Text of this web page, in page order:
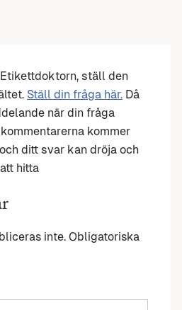
ställ den
Ställ din fråga här. Då
när din fråga
kommer
ditt svar kan dröja och
hitta
inte. Obligatoriska